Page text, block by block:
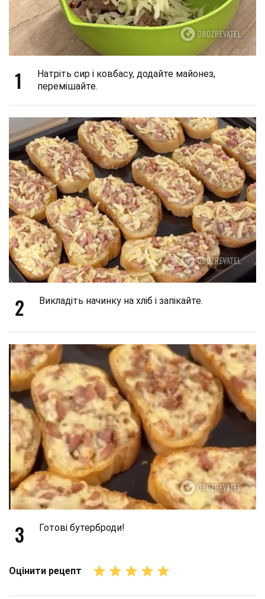
1
Натріть сир і ковбасу, додайте майонез,
перемішайте.
2 Викладіть начинку на хліб і запікайте.
3 Готові бутерброди!
Оцінити рецепт